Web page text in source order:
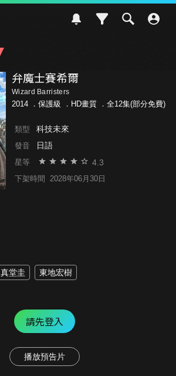
弁魔士賽希爾
Wizard Barristers
2014 ． 保護級 ．HD畫質 ．全12集(部分免費)
類型 科技未來
發音 日語
星等 4.3
下架時間 2028年06月30日
真堂圭 東地宏樹
請先登入
播放預告片